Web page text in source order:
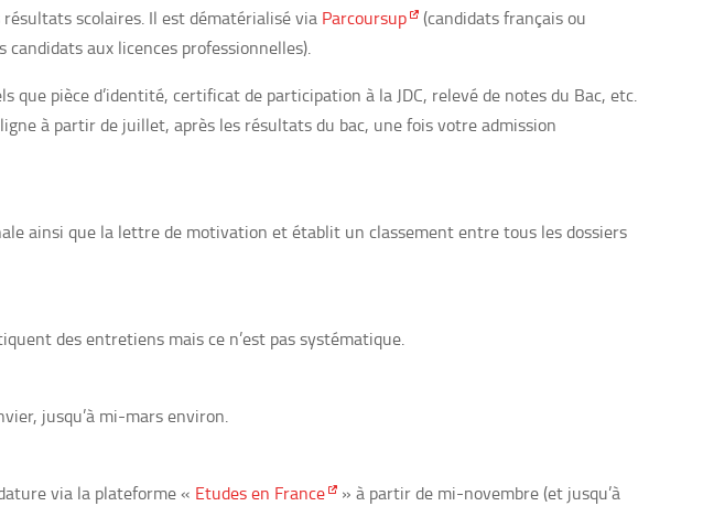
scolaires. Il est dématérialisé via Parcoursup
(candidats français ou
candidats aux licences professionnelles).
que pièce d’identité, certificat de participation à la JDC, relevé de notes du Bac, etc.
à partir de juillet, après les résultats du bac, une fois votre admission
ainsi que la lettre de motivation et établit un classement entre tous les dossiers
des entretiens mais ce n’est pas systématique.
jusqu’à mi-mars environ.
via la plateforme « Etudes en France
» à partir de mi-novembre (et jusqu’à